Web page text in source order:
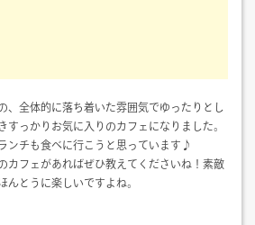
、全体的に落ち着いた雰囲気でゆったりとし
すっかりお気に入りのカフェになりました。
ンチも食べに行こうと思っています♪
カフェがあればぜひ教えてくださいね！素敵
んとうに楽しいですよね。